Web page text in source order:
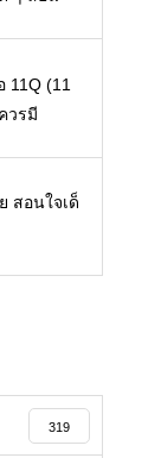
11Q (11
วรมี
สอนใจเด็
319